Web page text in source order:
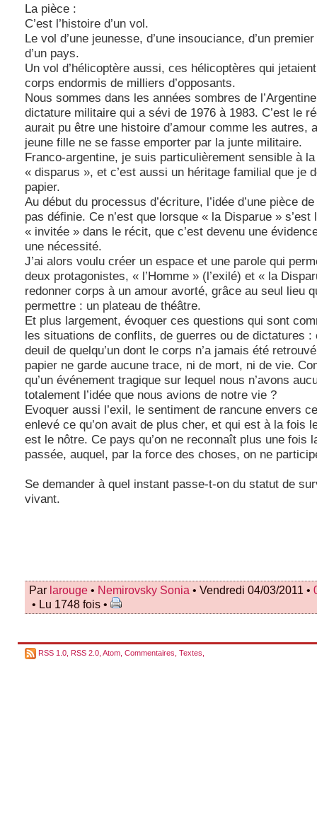
La pièce :
C’est l’histoire d’un vol.
Le vol d’une jeunesse, d’une insouciance, d’un
d’un pays.
Un vol d’hélicoptère aussi, ces hélicoptères qui
corps endormis de milliers d’opposants.
Nous sommes dans les années sombres de
dictature militaire qui a sévi de 1976 à 1983. C’est le
aurait pu être une histoire d’amour comme les autres,
jeune fille ne se fasse emporter par la junte militaire.
Franco-argentine, je suis particulièrement sensible à
« disparus », et c’est aussi un héritage familial que je
papier.
Au début du processus d’écriture, l’idée d’une pièce
pas définie. Ce n’est que lorsque « la Disparue » s’est
« invitée » dans le récit, que c’est devenu une
une nécessité.
J’ai alors voulu créer un espace et une parole qui
deux protagonistes, « l’Homme » (l’exilé) et « la
redonner corps à un amour avorté, grâce au seul lieu
permettre : un plateau de théâtre.
Et plus largement, évoquer ces questions qui sont
les situations de conflits, de guerres ou de dictatures :
deuil de quelqu’un dont le corps n’a jamais été
papier ne garde aucune trace, ni de mort, ni de vie.
qu’un événement tragique sur lequel nous n’avons
totalement l’idée que nous avions de notre vie ?
Evoquer aussi l’exil, le sentiment de rancune envers
enlevé ce qu’on avait de plus cher, et qui est à la fois
est le nôtre. Ce pays qu’on ne reconnaît plus une fois
passée, auquel, par la force des choses, on ne
Se demander à quel instant passe-t-on du statut de
vivant.
Par larouge • Nemirovsky Sonia • Vendredi 04/03/2011 •
• Lu 1748 fois •
RSS 1.0 RSS 2.0 Atom Commentaires Textes